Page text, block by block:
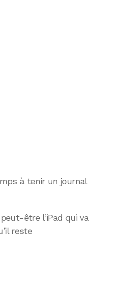
à tenir un journal
être l’iPad qui va
reste